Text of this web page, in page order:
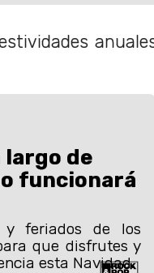
largo de
funcionará
y feriados de los
que disfrutes y
esta Navidad.